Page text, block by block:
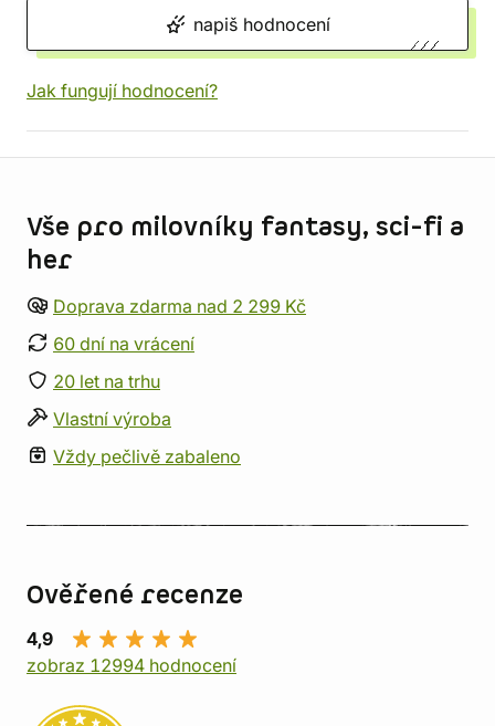
napiš hodnocení
Jak fungují hodnocení?
Vše pro milovníky fantasy, sci-fi a
her
Doprava zdarma nad 2 299 Kč
60 dní na vrácení
20 let na trhu
Vlastní výroba
Vždy pečlivě zabaleno
Ověřené recenze
4,9
zobraz 12994 hodnocení